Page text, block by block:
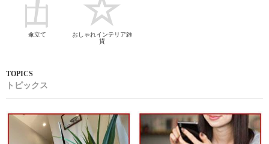
傘立て
おしゃれインテリア雑
貨
トピックス